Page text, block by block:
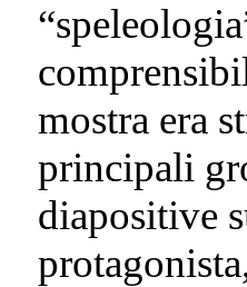
mostra era
principali
diapositive